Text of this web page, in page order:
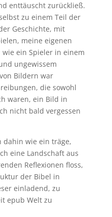
enttäuscht zurückließ.
zu einem Teil der
Geschichte, mit
meine eigenen
ein Spieler in einem
ungewissem
Bildern war
die sowohl
waren, ein Bild in
nicht bald vergessen
dahin wie ein träge,
eine Landschaft aus
Reflexionen floss,
der Bibel in
einladend, zu
epub Welt zu